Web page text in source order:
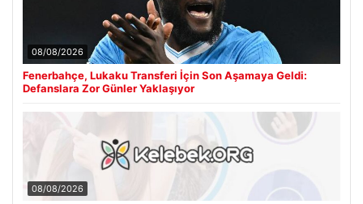
08/08/2026
Fenerbahçe, Lukaku Transferi İçin Son Aşamaya Geldi:
Defanslara Zor Günler Yaklaşıyor
08/08/2026